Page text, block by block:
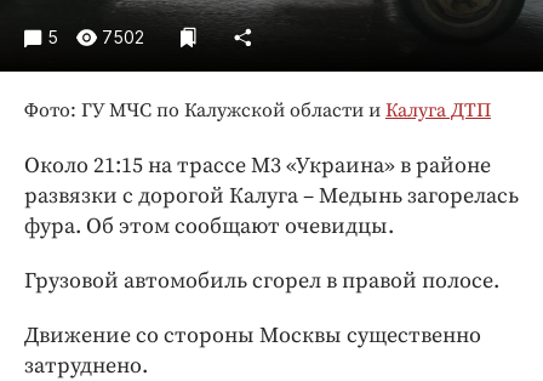
Клиника года
Бренд года
Работодатель года
5 7502
Фото: ГУ МЧС по Калужской области и Калуга ДТП
Около 21:15 на трассе М3 «Украина» в районе
развязки с дорогой Калуга – Медынь загорелась
фура. Об этом сообщают очевидцы.
Грузовой автомобиль сгорел в правой полосе.
Движение со стороны Москвы существенно
затруднено.